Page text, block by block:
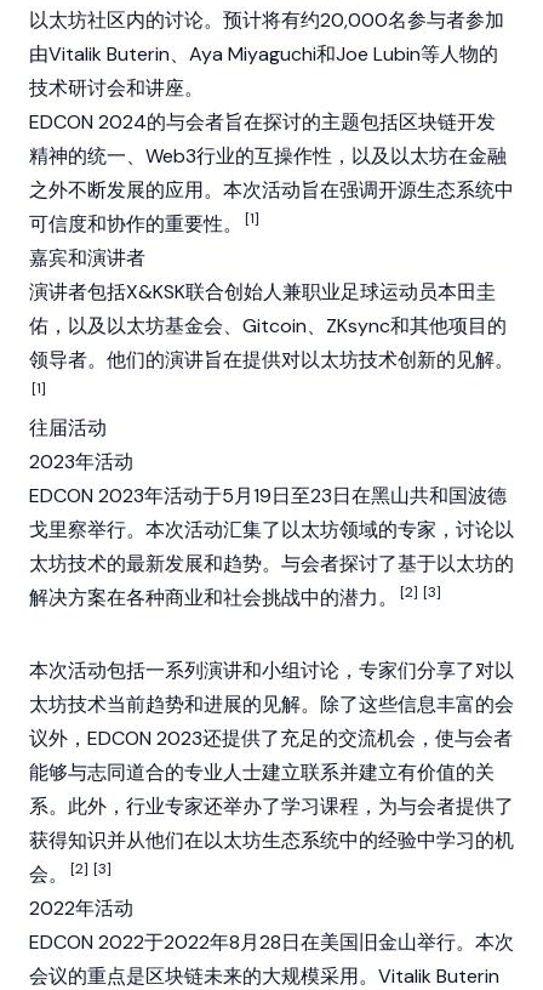
以太坊社区内的讨论。预计将有约20,000名参与者参加
由Vitalik Buterin、 Aya Miyaguchi和Joe Lubin等人物的
技术研讨会和讲座。
EDCON 2024的与会者旨在探讨的主题包括区块链开发
精神的统一、 Web3行业的互操作性，以及以太坊在金融
之外不断发展的应用。本次活动旨在强调开源生态系统中
可信度和协作的重要性。
[1]
嘉宾和演讲者
演讲者包括X&KSK联合创始人兼职业足球运动员本田圭
佑，以及以太坊基金会、 Gitcoin、 ZKsync和其他项目的
领导者。他们的演讲旨在提供对以太坊技术创新的见解。
[1]
往届活动
2023年活动
EDCON 2023年活动于5月19日至23日在黑山共和国波德
戈里察举行。本次活动汇集了以太坊领域的专家，讨论以
太坊技术的最新发展和趋势。与会者探讨了基于以太坊的
解决方案在各种商业和社会挑战中的潜力。
[2] [3]
本次活动包括一系列演讲和小组讨论，专家们分享了对以
太坊技术当前趋势和进展的见解。除了这些信息丰富的会
议外，EDCON 2023还提供了充足的交流机会，使与会者
能够与志同道合的专业人士建立联系并建立有价值的关
系。此外，行业专家还举办了学习课程，为与会者提供了
获得知识并从他们在以太坊生态系统中的经验中学习的机
会。
[2] [3]
2022年活动
EDCON 2022于2022年8月28日在美国旧金山举行。本次
会议的重点是区块链未来的大规模采用。Vitalik Buterin